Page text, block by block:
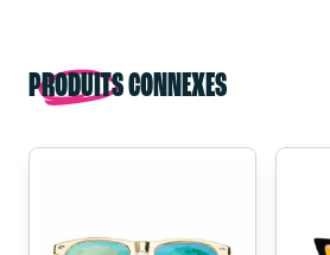
PRODUITS CONNEXES